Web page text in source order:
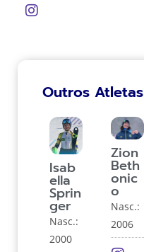
Outros Atletas
Isab
ella
Sprin
ger
Nasc.:
2000
Zion
Beth
onic
o
Nasc.:
2006